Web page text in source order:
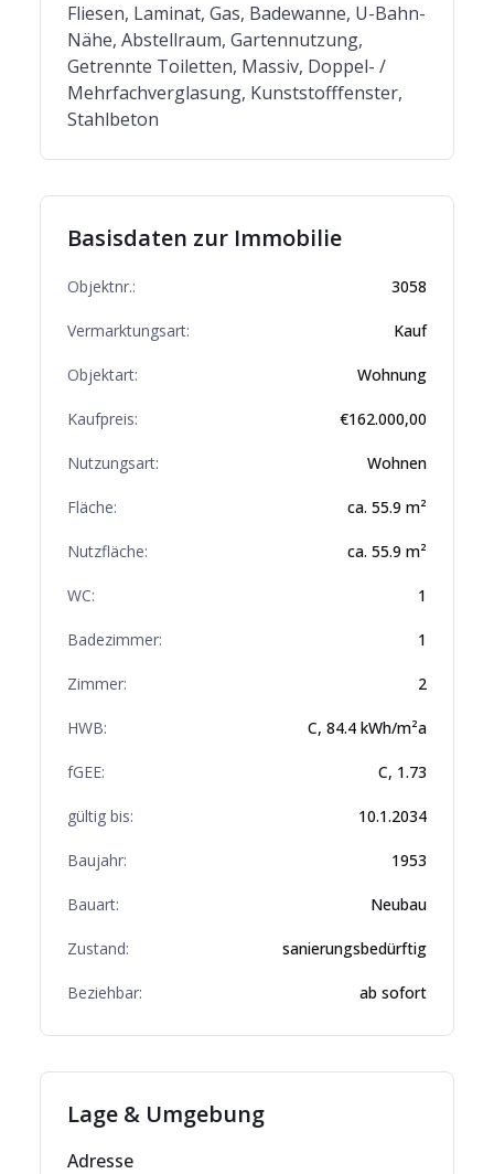
Fliesen, Laminat, Gas, Badewanne, U-Bahn-
Nähe, Abstellraum, Gartennutzung,
Getrennte Toiletten, Massiv, Doppel- /
Mehrfachverglasung, Kunststofffenster,
Stahlbeton
Basisdaten zur Immobilie
Objektnr.: 3058
Vermarktungsart: Kauf
Objektart: Wohnung
Kaufpreis: €162.000,00
Nutzungsart: Wohnen
Fläche: ca. 55.9 m²
Nutzfläche: ca. 55.9 m²
WC: 1
Badezimmer: 1
Zimmer: 2
HWB: C, 84.4 kWh/m²a
fGEE: C, 1.73
gültig bis: 10.1.2034
Baujahr: 1953
Bauart: Neubau
Zustand: sanierungsbedürftig
Beziehbar: ab sofort
Lage & Umgebung
Adresse